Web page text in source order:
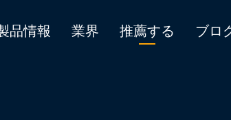
品情報 業界 推薦する ブロ